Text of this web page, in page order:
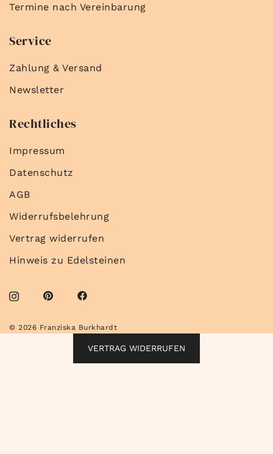
Termine nach Vereinbarung
Service
Zahlung & Versand
Newsletter
Rechtliches
Impressum
Datenschutz
AGB
Widerrufsbelehrung
Vertrag widerrufen
Hinweis zu Edelsteinen
© 2026 Franziska Burkhardt
VERTRAG WIDERRUFEN